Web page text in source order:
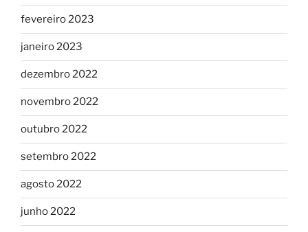
fevereiro 2023
janeiro 2023
dezembro 2022
novembro 2022
outubro 2022
setembro 2022
agosto 2022
junho 2022